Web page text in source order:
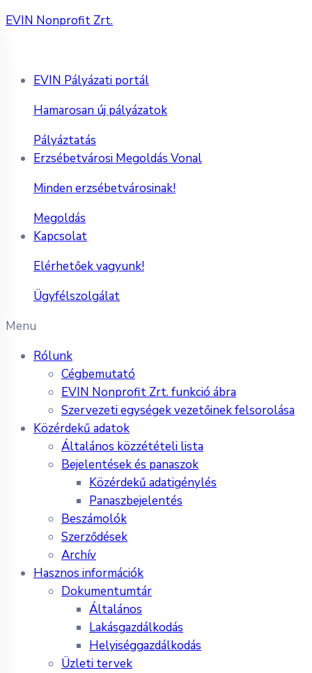
EVIN Nonprofit Zrt.
EVIN Pályázati portál
Hamarosan új pályázatok
Pályáztatás
Erzsébetvárosi Megoldás Vonal
Minden erzsébetvárosinak!
Megoldás
Kapcsolat
Elérhetőek vagyunk!
Ügyfélszolgálat
Menu
Rólunk
Cégbemutató
EVIN Nonprofit Zrt. funkció ábra
Szervezeti egységek vezetőinek felsorolása
Közérdekű adatok
Általános közzétételi lista
Bejelentések és panaszok
Közérdekű adatigénylés
Panaszbejelentés
Beszámolók
Szerződések
Archív
Hasznos információk
Dokumentumtár
Általános
Lakásgazdálkodás
Helyiséggazdálkodás
Üzleti tervek